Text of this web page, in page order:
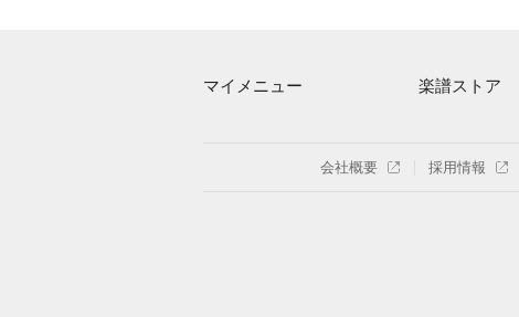
マイメニュー
ログイン / 会員登録（無料）
楽譜ストア
楽曲一覧
会社概要 採用情報